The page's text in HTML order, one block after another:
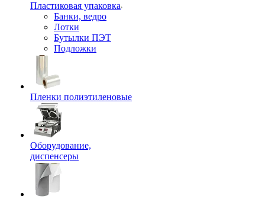
Пластиковая упаковка
Банки, ведро
Лотки
Бутылки ПЭТ
Подложки
Пленки полиэтиленовые
Оборудование,
диспенсеры